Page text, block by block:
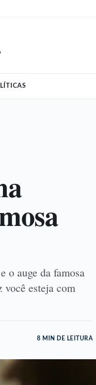
o auge da famosa
você esteja com
8 MIN DE LEITURA